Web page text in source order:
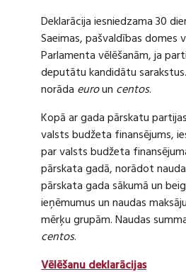
Deklarācija iesniedzama 30
Saeimas, pašvaldības domes
Parlamenta vēlēšanām, ja
deputātu kandidātu
norāda euroun centos.
Kopā ar gada pārskatu
valsts budžeta finansējums,
par valsts budžeta
pārskata gadā, norādot
pārskata gada sākumā un
ieņēmumus un naudas
mērķu grupām. Naudas
centos.
Vēlēšanu deklarācijas